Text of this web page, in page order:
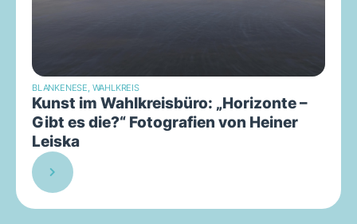
BLANKENESE, WAHLKREIS
Kunst im Wahlkreisbüro: „Horizonte –
Gibt es die?“ Fotografien von Heiner
Leiska